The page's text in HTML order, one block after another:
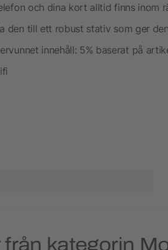
och dina kort alltid finns inom
den till ett robust stativ som ger
innehåll: 5% baserat på
kategorin